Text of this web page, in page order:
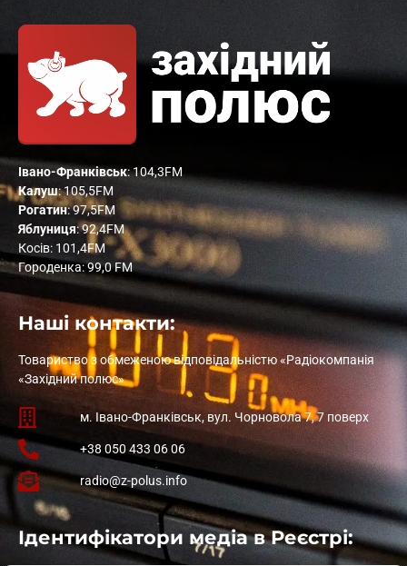
Івано-Франківськ: 104,3FM
Калуш: 105,5FM
Рогатин: 97,5FM
Яблуниця: 92,4FM
Косів: 101,4FM
Городенка: 99,0 FM
Наші контакти:
Товариство з обмеженою відповідальністю «Радіокомпанія
«Західний полюс»
м. Івано-Франківськ, вул. Чорновола 7, 7 поверх
+38 050 433 06 06
radio@z-polus.info
Ідентифікатори медіа в Реєстрі: